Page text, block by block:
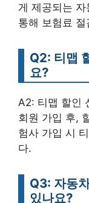
게 제공되는
통해 보험료
Q2: 티맵
요?
A2: 티맵 할인
회원 가입 후,
험사 가입 시
다.
Q3: 자동
있나요?